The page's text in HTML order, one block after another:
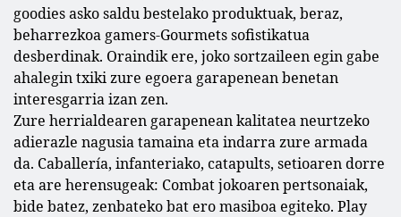
goodies asko saldu bestelako produktuak, beraz,
beharrezkoa gamers-Gourmets sofistikatua
desberdinak. Oraindik ere, joko sortzaileen egin gabe
ahalegin txiki zure egoera garapenean benetan
interesgarria izan zen.
Zure herrialdearen garapenean kalitatea neurtzeko
adierazle nagusia tamaina eta indarra zure armada
da. Caballería, infanteriako, catapults, setioaren dorre
eta are herensugeak: Combat jokoaren pertsonaiak,
bide batez, zenbateko bat ero masiboa egiteko. Play